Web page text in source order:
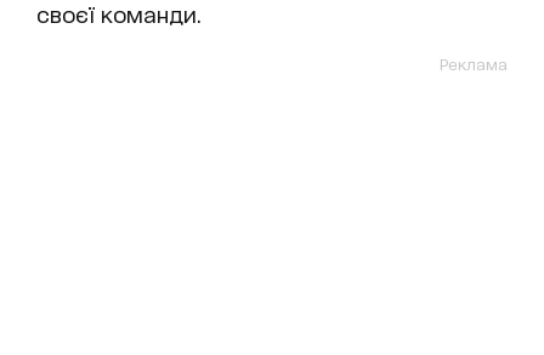
своєї команди.
Реклама